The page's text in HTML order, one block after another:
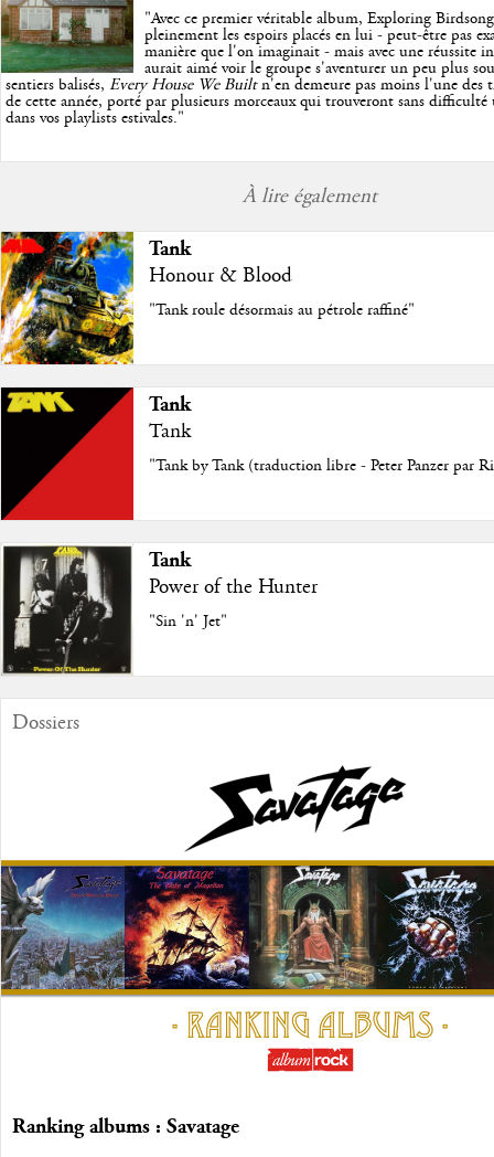
"Avec ce premier véritable album, Exploring
pleinement les espoirs placés en lui - peut-être pas
manière que l'on imaginait - mais avec une réussite
aurait aimé voir le groupe s'aventurer un peu plus
sentiers balisés, Every House We Builtn'en demeure pas moins l'une des
de cette année, porté par plusieurs morceaux qui trouveront sans difficulté
dans vos playlists estivales."
À lire également
Tank
Honour & Blood
"Tank roule désormais au pétrole raffiné"
Tank
Tank
"Tank by Tank (traduction libre - Peter Panzer par
Tank
Power of the Hunter
"Sin 'n' Jet"
Dossiers
Ranking albums : Savatage